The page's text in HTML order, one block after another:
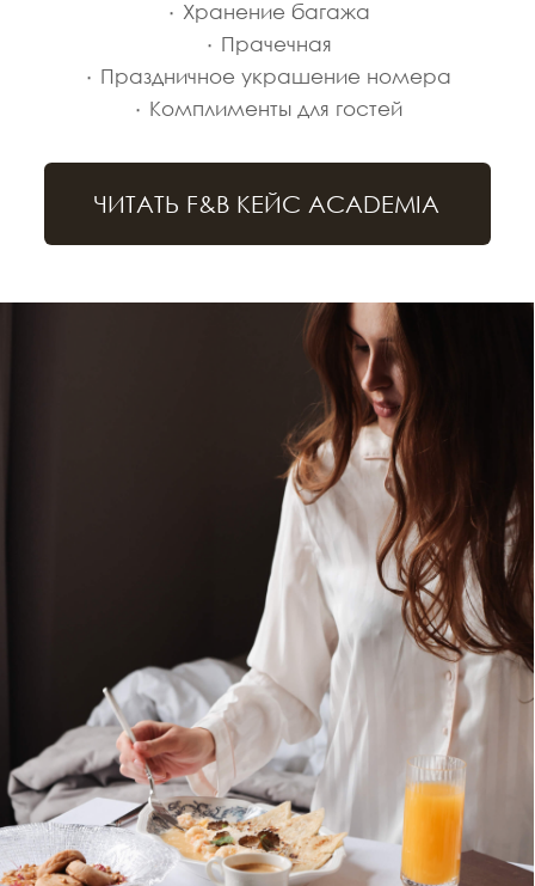
Офис
проектных решений, реализуемых застройщиком. Не является
офертой или публичной офертой в соответствии со ст. 435, п. 2
ст. 437 ГК РФ.
конфиденциальности
© 2014–2026 «ACADEMILAND» ®
Официальный сайт ACADEMIA